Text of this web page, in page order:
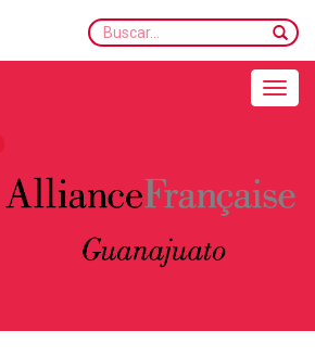
Buscar...